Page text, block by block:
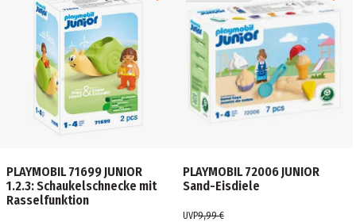
PLAYMOBIL 71699 JUNIOR
1.2.3: Schaukelschnecke mit
Rasselfunktion
PLAYMOBIL 72006 JUNIOR
Sand-Eisdiele
UVP9,99 €